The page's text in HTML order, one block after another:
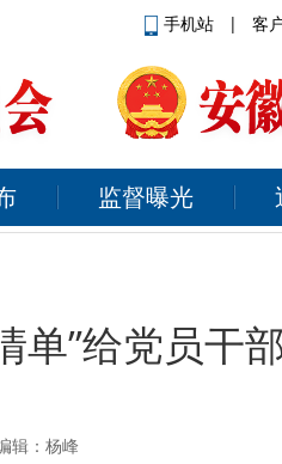
手机站 | 客
监督曝光
单”给党员干
：杨峰